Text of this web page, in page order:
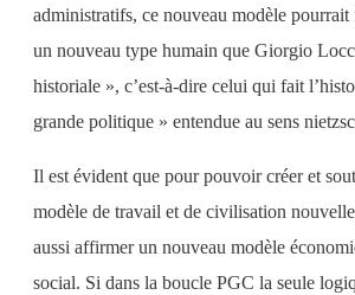
administratifs, ce nouveau modèle pourrait
un nouveau type humain que Giorgio
historiale », c’est-à-dire celui qui fait
grande politique » entendue au sens
Il est évident que pour pouvoir créer et
modèle de travail et de civilisation
aussi affirmer un nouveau modèle
social. Si dans la boucle PGC la seule